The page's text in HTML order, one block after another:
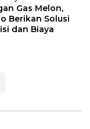
Gas Melon,
Berikan Solusi
dan Biaya